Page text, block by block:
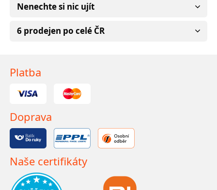
Nenechte si nic ujít
6 prodejen po celé ČR
Platba
Doprava
Naše certifikáty